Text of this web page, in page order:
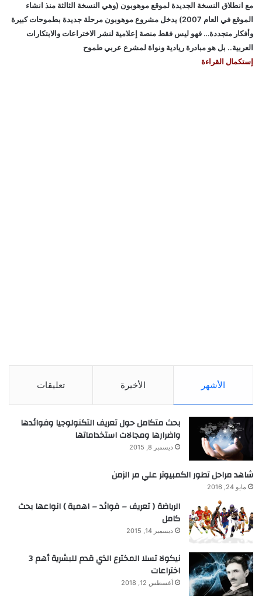
مع انطلاق النسخة الجديدة لموقع موهوبون (وهي النسخة الثالثة منذ انشاء
الموقع في العام 2007) يدخل مشروع موهوبون مرحلة جديدة بطموحات كبيرة
وأفكار متجددة… فهو ليس فقط منصة إعلامية لنشر الاختراعات والابتكارات
العربية.. بل هو مبادرة ريادية ونواة لمشرع عربي طموح
إستكمال القراءة
الأشهر الأخيرة تعليقات
بحث متكامل حول تعريف التكنولوجيا وفوائدها
واضرارها ومجالات استخداماتها
ديسمبر 8, 2015
شاهد مراحل تطور الكمبيوتر علي مر الزمن
مايو 24, 2016
الرياضة ( تعريف – فوائد – اهمية ) انواعها بحث
كامل
ديسمبر 14, 2015
نيكولا تسلا المخترع الذي قدم للبشرية أهم 3
اختراعات
أغسطس 12, 2018